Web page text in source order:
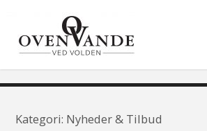
content
Kategori: Nyheder & Tilbud